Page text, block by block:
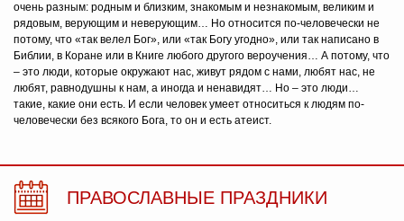
очень разным: родным и близким, знакомым и незнакомым, великим и
рядовым, верующим и неверующим… Но относится по-человечески не
потому, что «так велел Бог», или «так Богу угодно», или так написано в
Библии, в Коране или в Книге любого другого вероучения… А потому, что
– это люди, которые окружают нас, живут рядом с нами, любят нас, не
любят, равнодушны к нам, а иногда и ненавидят… Но – это люди…
такие, какие они есть. И если человек умеет относиться к людям по-
человечески без всякого Бога, то он и есть атеист.
ПРАВОСЛАВНЫЕ ПРАЗДНИКИ